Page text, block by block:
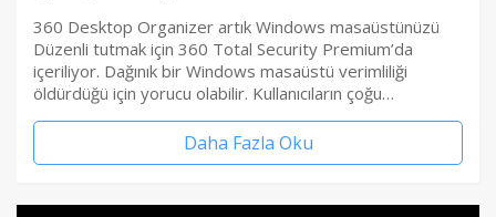
360 Desktop Organizer artık Windows masaüstünüzü
Düzenli tutmak için 360 Total Security Premium’da
içeriliyor. Dağınık bir Windows masaüstü verimliliği
öldürdüğü için yorucu olabilir. Kullanıcıların çoğu…
Daha Fazla Oku